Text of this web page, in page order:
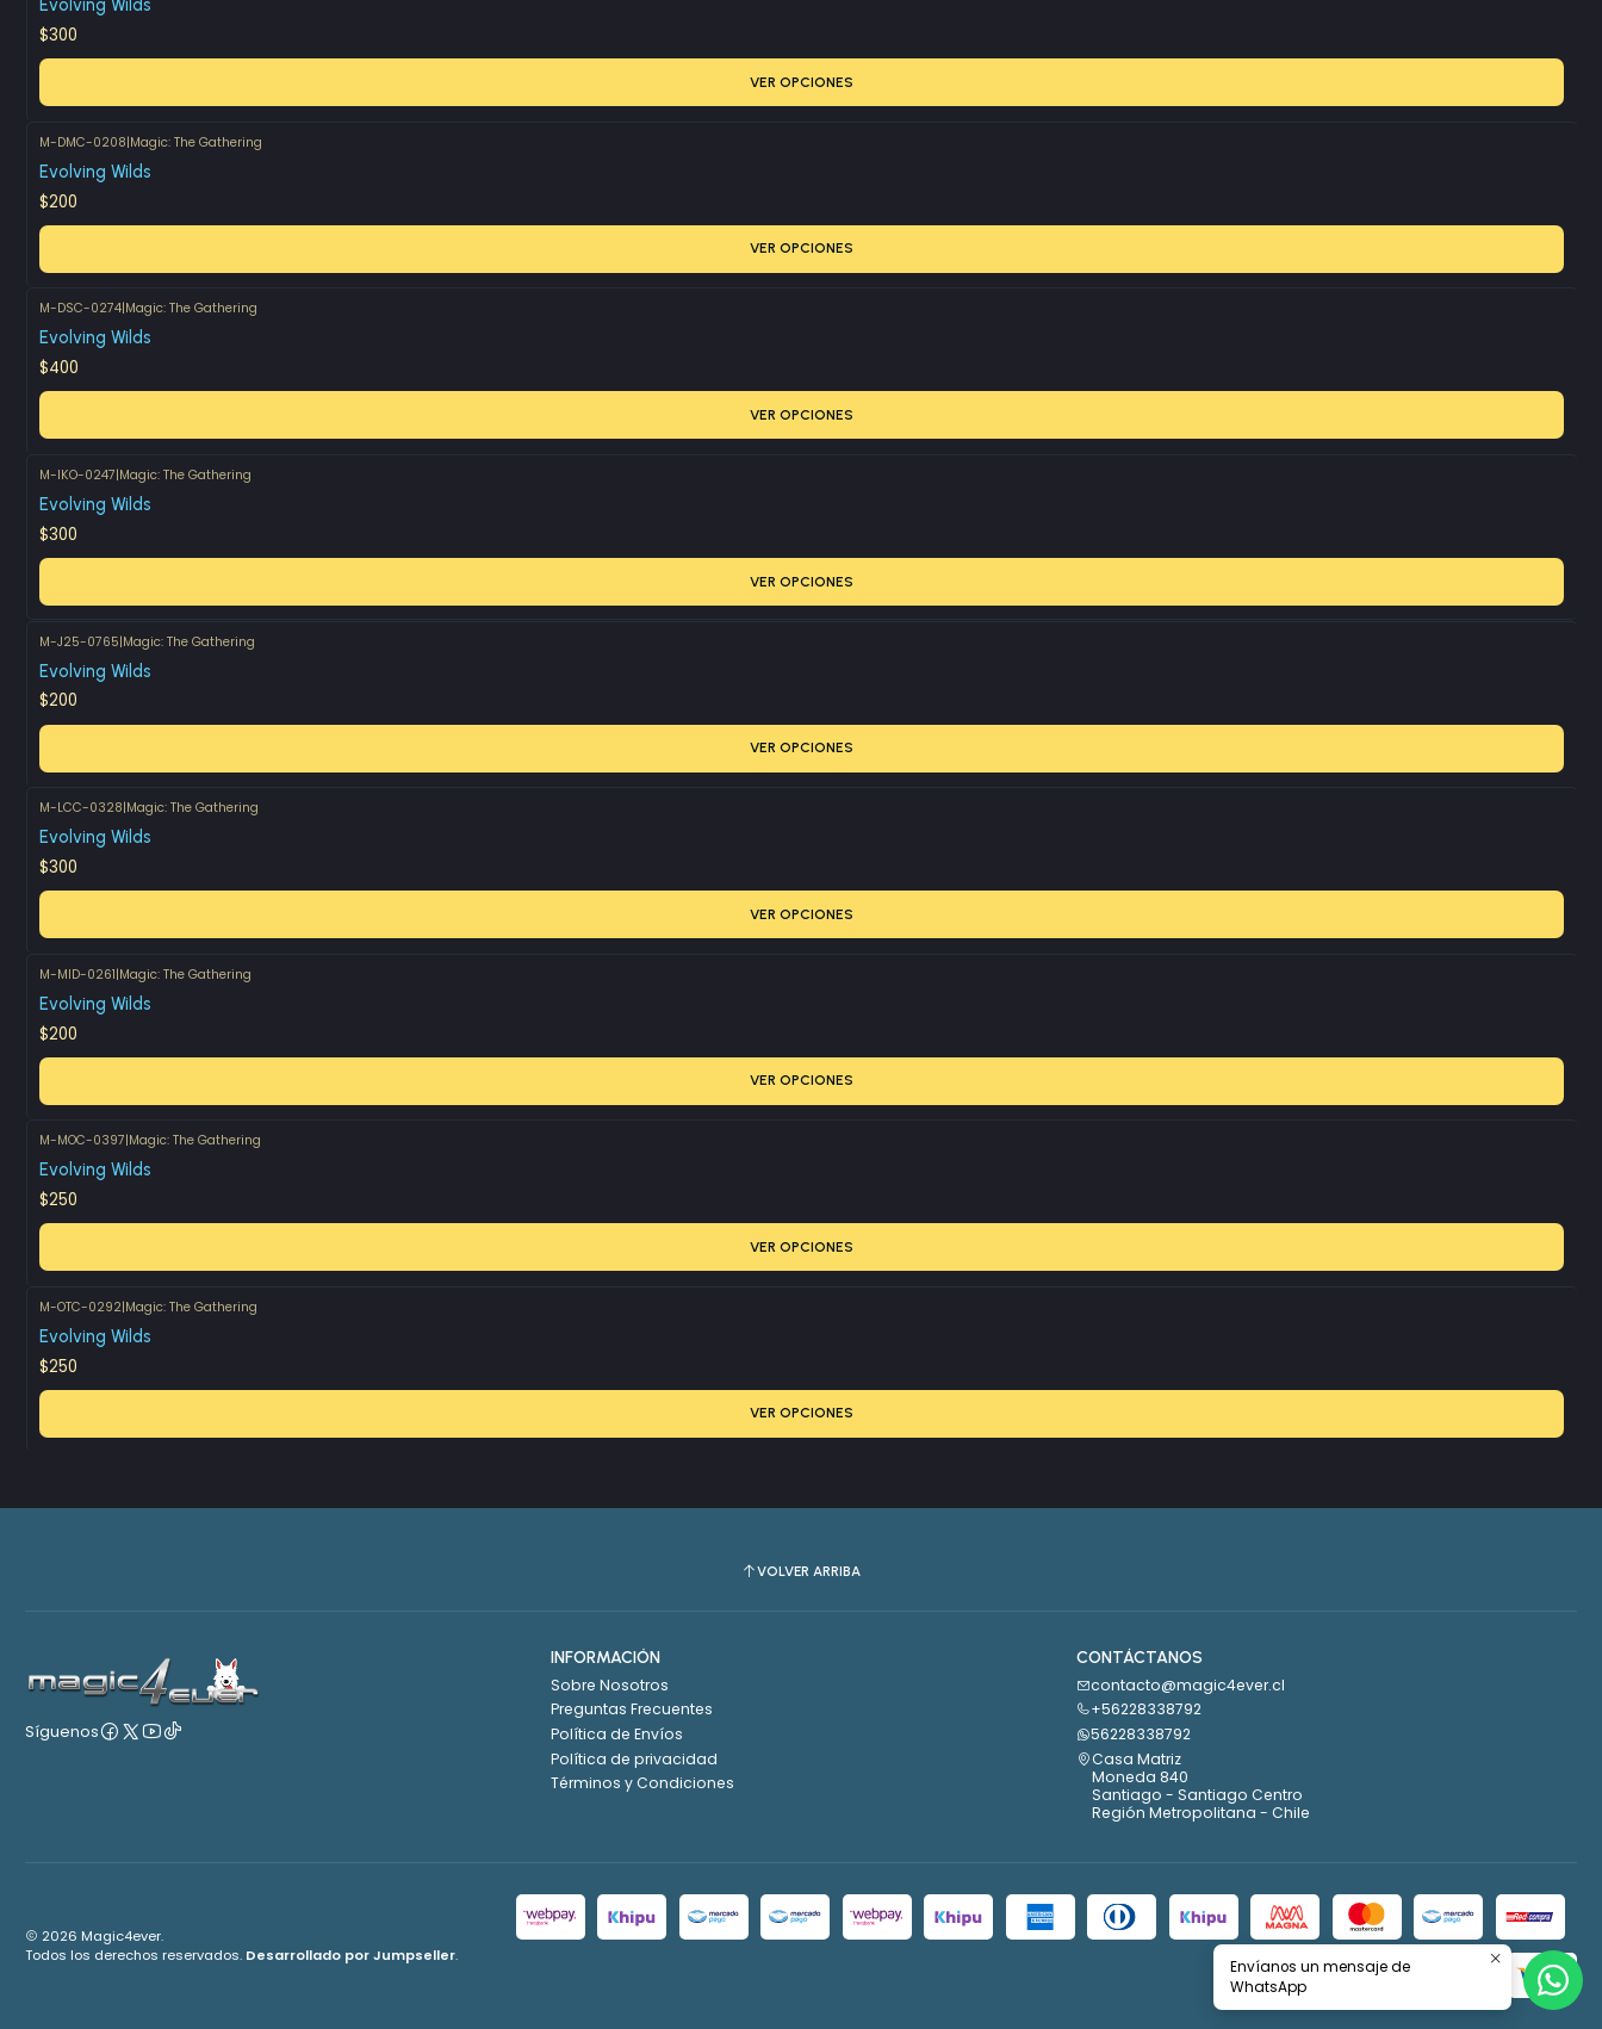
Evolving Wilds
$300
VER OPCIONES
M-DMC-0208|Magic: The Gathering
Evolving Wilds
$200
VER OPCIONES
M-DSC-0274|Magic: The Gathering
Evolving Wilds
$400
VER OPCIONES
M-IKO-0247|Magic: The Gathering
Evolving Wilds
$300
VER OPCIONES
M-J25-0765|Magic: The Gathering
Evolving Wilds
$200
VER OPCIONES
M-LCC-0328|Magic: The Gathering
Evolving Wilds
$300
VER OPCIONES
M-MID-0261|Magic: The Gathering
Evolving Wilds
$200
VER OPCIONES
M-MOC-0397|Magic: The Gathering
Evolving Wilds
$250
VER OPCIONES
M-OTC-0292|Magic: The Gathering
Evolving Wilds
$250
VER OPCIONES
VOLVER ARRIBA
Síguenos
INFORMACIÓN
Sobre Nosotros
Preguntas Frecuentes
Política de Envíos
Política de privacidad
Términos y Condiciones
CONTÁCTANOS
contacto@magic4ever.cl
+56228338792
56228338792
Casa Matriz
Moneda 840
Santiago - Santiago Centro
Región Metropolitana - Chile
2026 Magic4ever.
Todos los derechos reservados. Desarrollado por Jumpseller.
Envíanos un mensaje de
WhatsApp